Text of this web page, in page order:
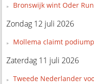
Bronswijk wint Oder
Zondag 12 juli 2026
Mollema claimt
Zaterdag 11 juli 2026
Tweede Nederlander